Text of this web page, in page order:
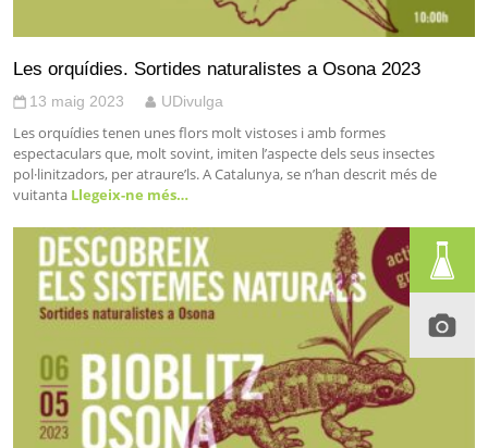
Les orquídies. Sortides naturalistes a Osona 2023
13 maig 2023 UDivulga
Les orquídies tenen unes flors molt vistoses i amb formes
espectaculars que, molt sovint, imiten l’aspecte dels seus insectes
pol·linitzadors, per atraure’ls. A Catalunya, se n’han descrit més de
vuitanta Llegeix-ne més…